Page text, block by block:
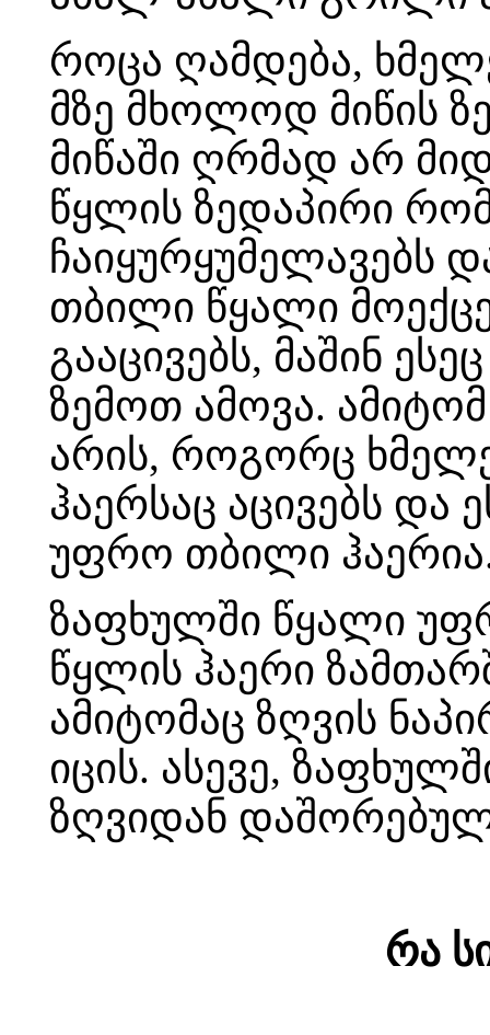
როცა ღამდება,
მზე მხოლოდ მიწის
მიწაში ღრმად არ
წყლის ზედაპირი
ჩაიყურყუმელავებს
თბილი წყალი
გააცივებს, მაშინ
ზემოთ ამოვა.
არის, როგორც
ჰაერსაც აცივებს და
უფრო თბილი
ზაფხულში წყალი
წყლის ჰაერი
ამიტომაც ზღვის
იცის. ასევე,
ზღვიდან
რა